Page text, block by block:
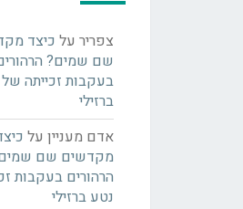
צפריר על כיצד
שם שמים?
בעקבות זכייתה
ברזילי
אדם מעניין על
מקדשים שם
הרהורים בעקבות
נטע ברזילי